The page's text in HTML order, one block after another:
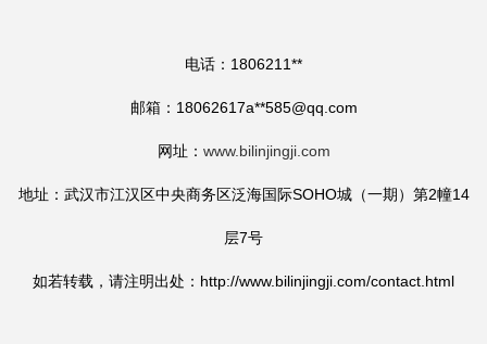
电话：1806211**
邮箱：18062617a**585@qq.com
网址： www.bilinjingji.com
地址：武汉市江汉区中央商务区泛海国际SOHO城（一期）第2幢14
层7号
如若转载，请注明出处：http://www.bilinjingji.com/contact.html